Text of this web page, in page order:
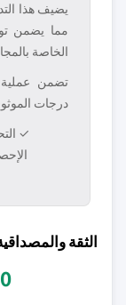
يضيف هذا
مما يضمن
الخاصة
تضمن عملية
درجات
✓
الثقة